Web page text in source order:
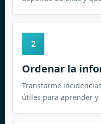
2
Ordenar la
Transforme
útiles para aprender y